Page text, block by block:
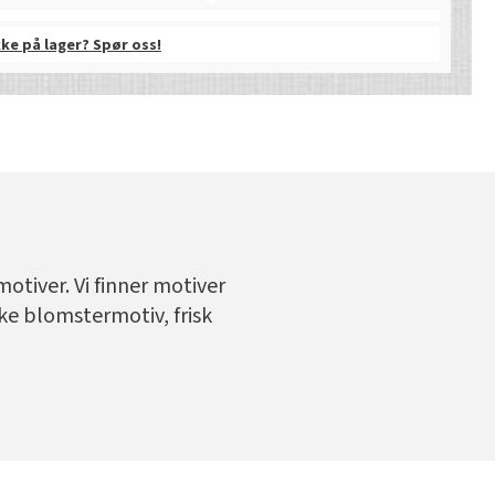
på lager? Spør oss!
Vi finner motiver
blomstermotiv, frisk